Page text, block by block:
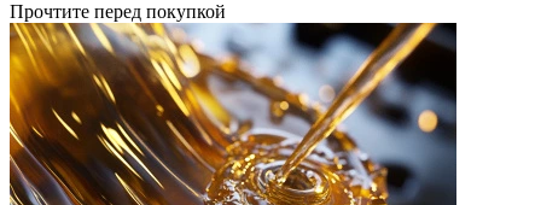
Прочтите перед покупкой